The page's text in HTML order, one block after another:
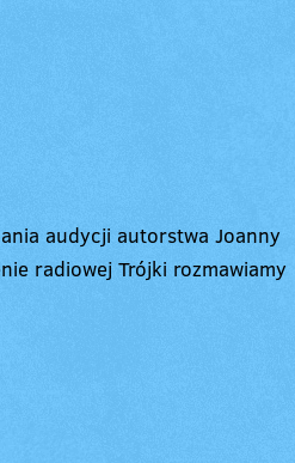
audycji autorstwa Joanny
radiowej Trójki rozmawiamy